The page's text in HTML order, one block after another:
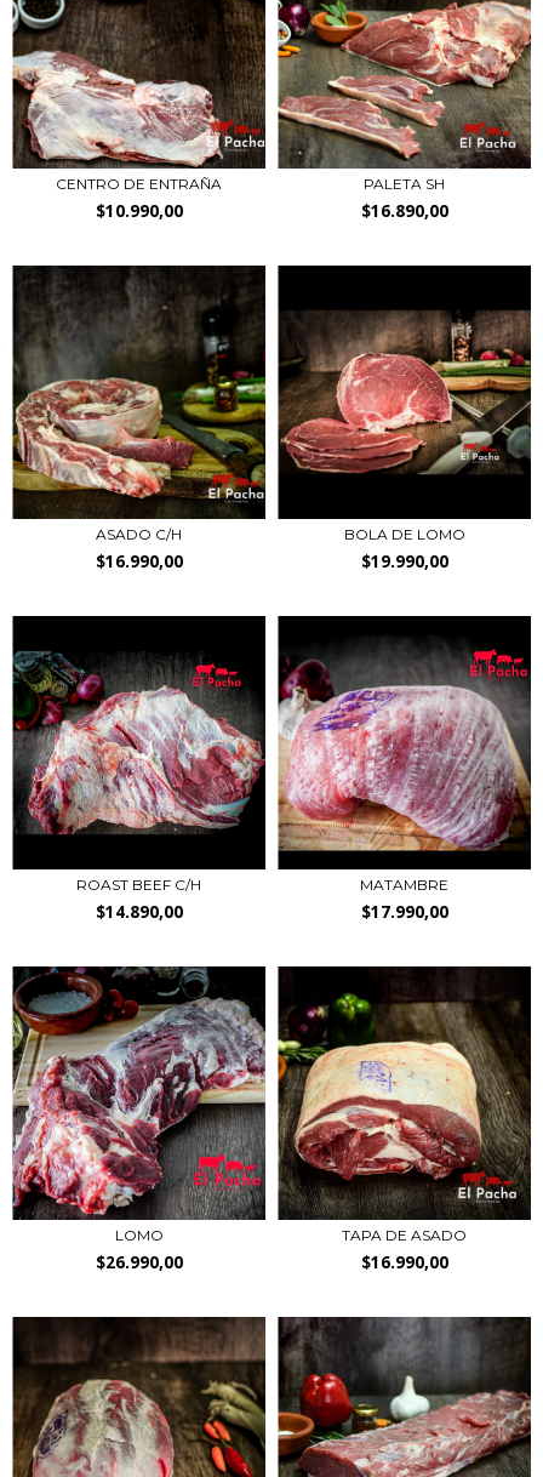
CENTRO DE ENTRAÑA
$10.990,00
PALETA SH
$16.890,00
ASADO C/H
$16.990,00
BOLA DE LOMO
$19.990,00
ROAST BEEF C/H
$14.890,00
MATAMBRE
$17.990,00
LOMO
$26.990,00
TAPA DE ASADO
$16.990,00